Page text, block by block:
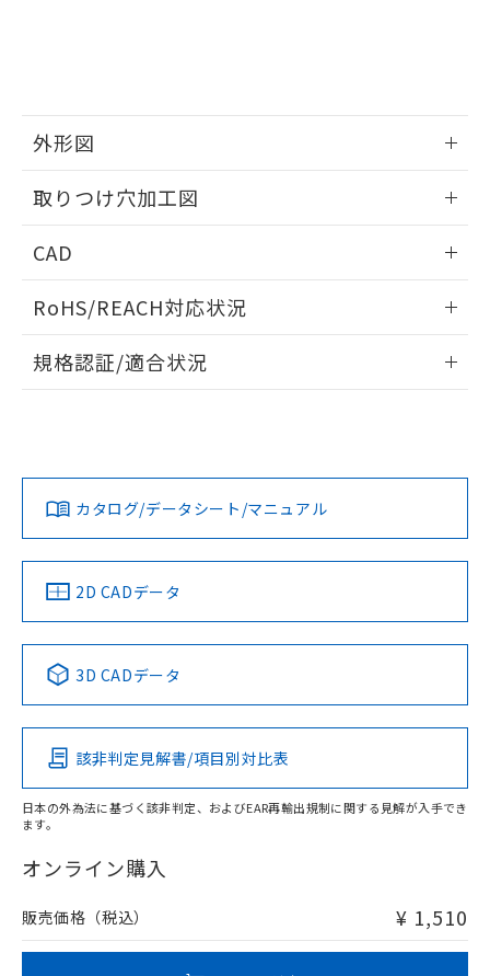
外形図
取りつけ穴加工図
CAD
ドすることができます。
ログイン/会員登録
ダウンロードデータをご利用いただく前に、以下を必ずお読
みください。
ソフトウェアの使用条件
RoHS/REACH対応状況
EU RoHS 注意事項・凡例
対応済み
中国 RoHS 注意事項・凡例
Pb Hg Cd Cr(VI)
O
在庫等で未対応品が混在する可能性があります。
問い合わせください。
規格認証/適合状況
カタログ/データシート/マニュアル
2D CADデータ
3D CADデータ
該非判定見解書/項目別対比表
日本の外為法に基づく該非判定、およびEAR再輸出規制に関する見解が入手でき
ます。
オンライン購入
販売価格（税込） ¥ 1,510
および当社の共同利用者が、当社の製
※当社の共同利用者とは、
の共同利用に関して"
の「1.共同利
とができます。
EU RoHS指令（10物質）の非含有証明書
ものではありません。
また、RoHS指令のフタル酸エステル類４
物質の対応では、対応完了までの期間は出
荷製品に未対応品が混在することから備考
欄に対応日を記載しておりました。